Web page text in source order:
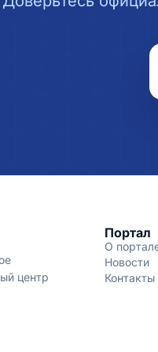
центр
Портал
О
Новости
Контакты